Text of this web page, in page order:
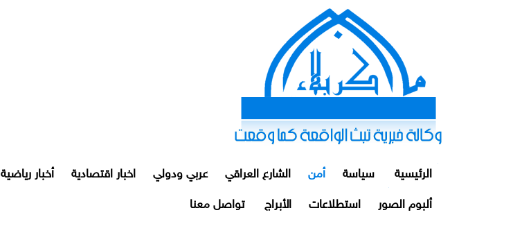
الرئيسية سياسة أمن الشارع العراقي عربي ودولي اخبار اقتصادية أخبار رياضية
ألبوم الصور استطلاعات الأبراج تواصل معنا